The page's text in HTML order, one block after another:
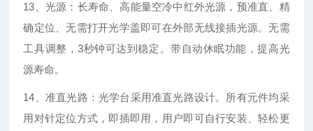
13、光源：长寿命、高能量空冷中红外光源，预准直、精
确定位、无需打开光学盖即可在外部无线接插光源。无需
工具调整，3秒钟可达到稳定。带自动休眠功能，提高光
源寿命。
14、准直光路：光学台采用准直光路设计。所有元件均采
用对针定位方式，即插即用，用户即可自行安装、轻松更